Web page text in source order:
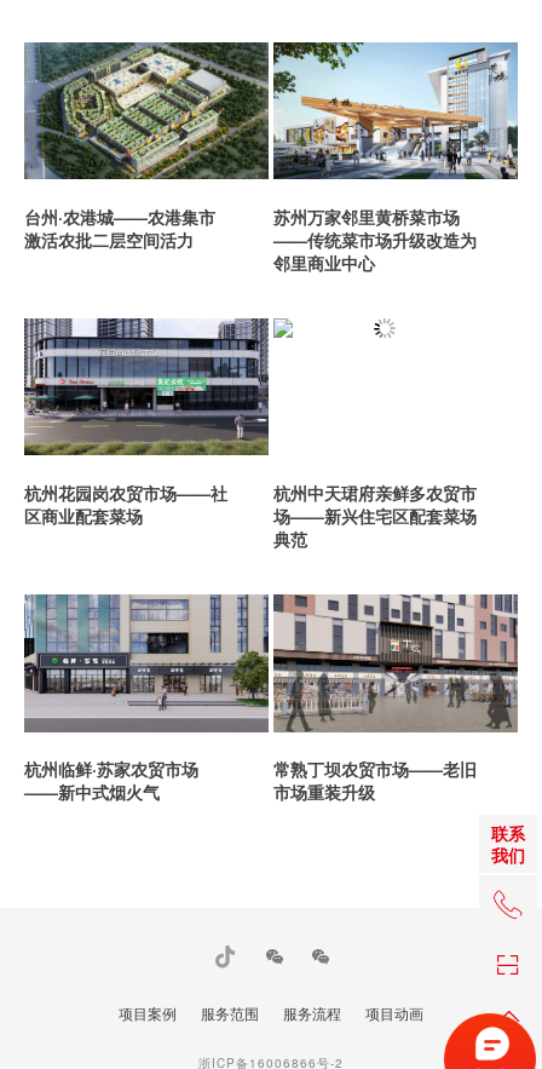
台州·农港城——农港集市
激活农批二层空间活力
苏州万家邻里黄桥菜市场
——传统菜市场升级改造为
邻里商业中心
杭州花园岗农贸市场——社
区商业配套菜场
杭州中天珺府亲鲜多农贸市
场——新兴住宅区配套菜场
典范
杭州临鲜·苏家农贸市场
——新中式烟火气
常熟丁坝农贸市场——老旧
市场重装升级
联系
我们
+86
TOP
项目案例 服务范围 服务流程 项目动画
浙ICP备16006866号-2